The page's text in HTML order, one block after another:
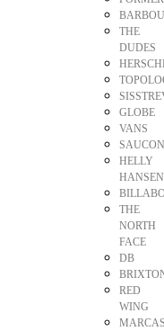
THE
DUDES
GLOBE
VANS
HELLY
HANSEN
THE
NORTH
FACE
DB
RED
WING
MARCAS